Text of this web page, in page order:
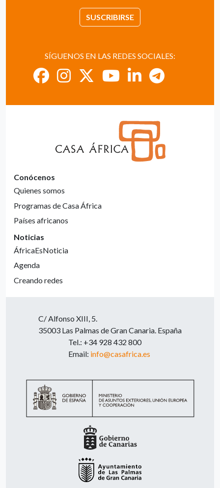
SUSCRIBIRSE
SÍGUENOS EN LAS REDES SOCIALES:
Conócenos
Quienes somos
Programas de Casa África
Países africanos
Noticias
ÁfricaEsNoticia
Agenda
Creando redes
C/ Alfonso XIII, 5.
35003 Las Palmas de Gran Canaria. España
Tel.: +34 928 432 800
Email: info@casafrica.es